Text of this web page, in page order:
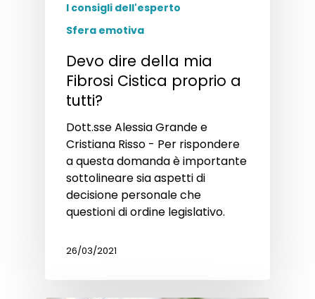
I consigli dell'esperto
Sfera emotiva
Devo dire della mia
Fibrosi Cistica proprio a
tutti?
Dott.sse Alessia Grande e
Cristiana Risso - Per rispondere
a questa domanda è importante
sottolineare sia aspetti di
decisione personale che
questioni di ordine legislativo.
26/03/2021